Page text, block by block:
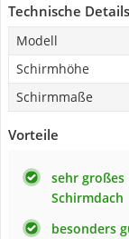
Technische Details
Modell
Schirmhöhe
Schirmmaße
Vorteile
sehr großes
Schirmdach
besonders